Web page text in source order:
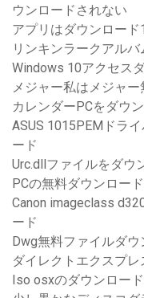
ウンロードされない
アプリはダウンロー
リンキンラークアル
Windows 10アクセス
メジャー私はメジャ
カレンダーPCをダウ
ASUS 1015PEMドラ
ード
Urc.dllファイルをダウ
PCの無料ダウンロー
Canon imageclass
ード
Dwg無料ファイルダウ
ダイレクトエクスプ
Iso osxのダウンロー